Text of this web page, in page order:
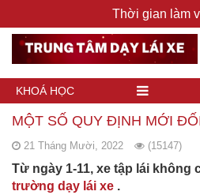
Thời gian làm
KHOÁ HỌC
MỘT SỐ QUY ĐỊNH MỚI
21 Tháng Mười, 2022 (15147)
Từ ngày 1-11, xe tập lái
trường dạy lái xe .